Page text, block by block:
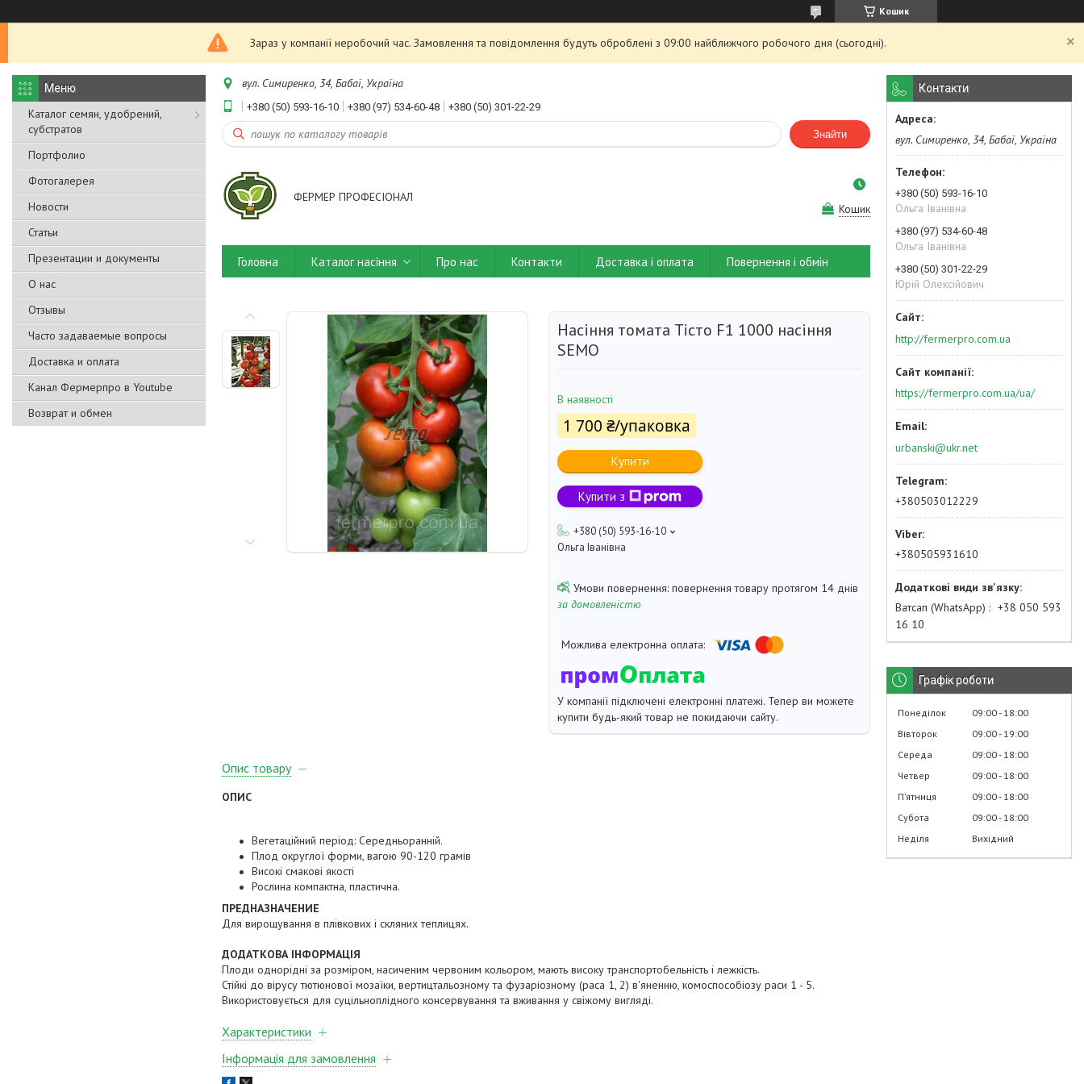
Кошик
Зараз у компанії неробочий час. Замовлення та повідомлення будуть оброблені з 09:00 найближчого робочого дня (сьогодні).
Каталог семян, удобрений,
субстратов
Портфолио
Фотогалерея
Новости
Статьи
Презентации и документы
О нас
Отзывы
Часто задаваемые вопросы
Доставка и оплата
Канал Фермерпро в Youtube
Возврат и обмен
вул. Симиренко, 34, Бабаї, Україна
+380 (50) 593-16-10 +380 (97) 534-60-48 +380 (50) 301-22-29
Знайти
ФЕРМЕР ПРОФЕСІОНАЛ
Кошик
Головна Каталог насіння Про нас Контакти Доставка і оплата Повернення і обмін
Насіння томата Тісто F1 1000 насіння
SEMO
В наявності
1 700 ₴/упаковка
Купити
Купити з
+380 (50) 593-16-10
Ольга Іванівна
повернення товару протягом 14 днів
за домовленістю
У компанії підключені електронні платежі. Тепер ви можете
купити будь-який товар не покидаючи сайту.
Опис товару
ОПИС
Вегетаційний період: Середньоранній.
Плод округлої форми, вагою 90-120 грамів
Високі смакові якості
Рослина компактна, пластична.
ПРЕДНАЗНАЧЕНИЕ
Для вирощування в плівкових і скляних теплицях.
ДОДАТКОВА ІНФОРМАЦІЯ
Плоди однорідні за розміром, насиченим червоним кольором, мають високу транспортобельність і лежкість.
Стійкі до вірусу тютюнової мозаїки, вертицтальозному та фузаріозному (раса 1, 2) в'яненню, комоспособіозу раси 1 - 5.
Використовується для суцільноплідного консервування та вживання у свіжому вигляді.
Характеристики
Інформація для замовлення
Контакти
вул. Симиренко, 34, Бабаї, Україна
+380 (50) 593-16-10
Ольга Іванівна
+380 (97) 534-60-48
Ольга Іванівна
+380 (50) 301-22-29
Юрій Олексійович
http://fermerpro.com.ua
https://fermerpro.com.ua/ua/
urbanski@ukr.net
+380503012229
+380505931610
Ватсап (WhatsApp)
+38 050 593
16 10
Графік роботи
Понеділок 09:00 18:00
Вівторок
09:00 19:00
Середа
09:00 18:00
Четвер
09:00 18:00
Пʼятниця
09:00 18:00
Субота
09:00 18:00
Неділя
Вихідний